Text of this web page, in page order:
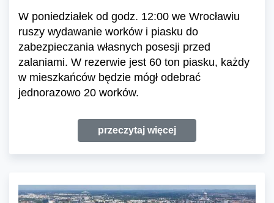
W poniedziałek od godz. 12:00 we Wrocławiu
ruszy wydawanie worków i piasku do
zabezpieczania własnych posesji przed
zalaniami. W rezerwie jest 60 ton piasku, każdy
w mieszkańców będzie mógł odebrać
jednorazowo 20 worków.
przeczytaj więcej